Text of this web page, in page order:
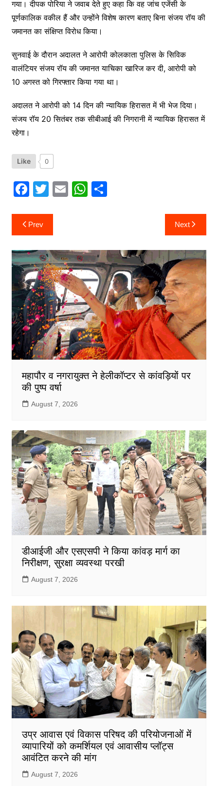
गया। दीपक पोरिया ने जवाब देते हुए कहा कि वह जांच एजेंसी के
पूर्णकालिक वकील हैं और उन्होंने विशेष कारण बताए बिना संजय रॉय की
जमानत का संक्षिप्त विरोध किया।
सुनवाई के दौरान अदालत ने आरोपी कोलकाता पुलिस के सिविक
वालंटियर संजय रॉय की जमानत याचिका खारिज कर दी, आरोपी को
10 अगस्त को गिरफ्तार किया गया था।
अदालत ने आरोपी को 14 दिन की न्यायिक हिरासत में भी भेज दिया।
संजय रॉय 20 सितंबर तक सीबीआई की निगरानी में न्यायिक हिरासत में
रहेगा।
Like 0
F
c
e
b
o
o
k
T
itt
er
E W
A
p
p
S
Post
navigation
Prev Next
महापौर व नगरायुक्त ने हेलीकॉप्टर से कांवड़ियों पर
की पुष्प वर्षा
August 7, 2026
डीआईजी और एसएसपी ने किया कांवड़ मार्ग का
निरीक्षण, सुरक्षा व्यवस्था परखी
August 7, 2026
उप्र आवास एवं विकास परिषद की परियोजनाओं में
व्यापारियों को कमर्शियल एवं आवासीय प्लॉट्स
आवंटित करने की मांग
August 7, 2026